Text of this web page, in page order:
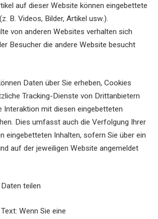
auf dieser Website können eingebettete
B. Videos, Bilder, Artikel usw.).
von anderen Websites verhalten sich
Besucher die andere Website besucht
Daten über Sie erheben, Cookies
Tracking-Dienste von Drittanbietern
Interaktion mit diesen eingebetteten
Dies umfasst auch die Verfolgung Ihrer
eingebetteten Inhalten, sofern Sie über ein
auf der jeweiligen Website angemeldet
teilen
Wenn Sie eine